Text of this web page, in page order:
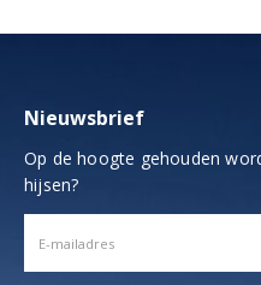
Nieuwsbrief
Op de hoogte gehouden
hijsen?